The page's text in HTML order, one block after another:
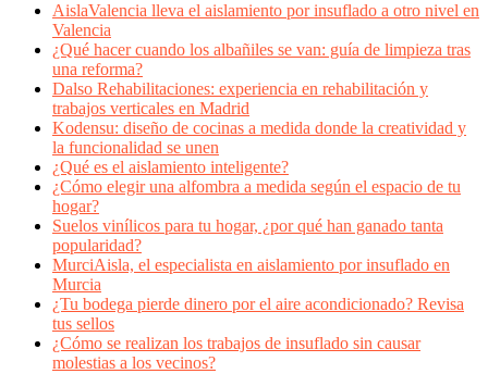
AislaValencia lleva el aislamiento por insuflado a otro nivel en
Valencia
¿Qué hacer cuando los albañiles se van: guía de limpieza tras
una reforma?
Dalso Rehabilitaciones: experiencia en rehabilitación y
trabajos verticales en Madrid
Kodensu: diseño de cocinas a medida donde la creatividad y
la funcionalidad se unen
¿Qué es el aislamiento inteligente?
¿Cómo elegir una alfombra a medida según el espacio de tu
hogar?
Suelos vinílicos para tu hogar, ¿por qué han ganado tanta
popularidad?
MurciAisla, el especialista en aislamiento por insuflado en
Murcia
¿Tu bodega pierde dinero por el aire acondicionado? Revisa
tus sellos
¿Cómo se realizan los trabajos de insuflado sin causar
molestias a los vecinos?